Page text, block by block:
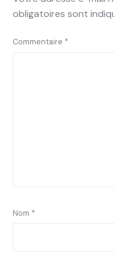
obligatoires sont
Commentaire *
Nom *